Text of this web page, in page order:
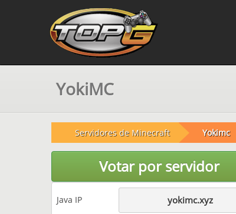
YokiMC
Servidores de Minecraft Yokimc
Votar por servidor
Java IP yokimc.xyz